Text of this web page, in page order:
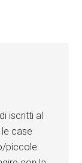
iscritti al
case
piccole